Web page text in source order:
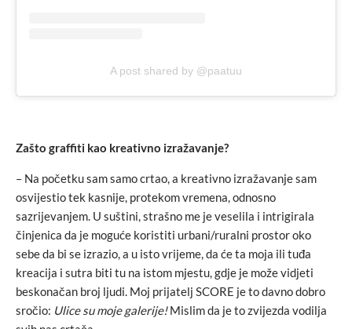
A post shared by @paatuu
Zašto graffiti kao kreativno izražavanje?
– Na početku sam samo crtao, a kreativno izražavanje sam
osvijestio tek kasnije, protekom vremena, odnosno
sazrijevanjem. U suštini, strašno me je veselila i intrigirala
činjenica da je moguće koristiti urbani/ruralni prostor oko
sebe da bi se izrazio, a u isto vrijeme, da će ta moja ili tuđa
kreacija i sutra biti tu na istom mjestu, gdje je može vidjeti
beskonačan broj ljudi. Moj prijatelj SCORE je to davno dobro
sročio: Ulice su moje galerije!Mislim da je to zvijezda vodilja